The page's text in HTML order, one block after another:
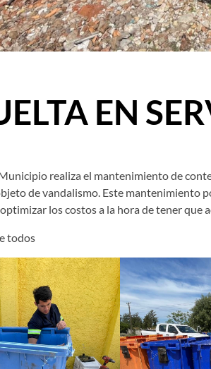
EN
realiza el mantenimiento de
de vandalismo. Este
los costos a la hora de tener que
todos